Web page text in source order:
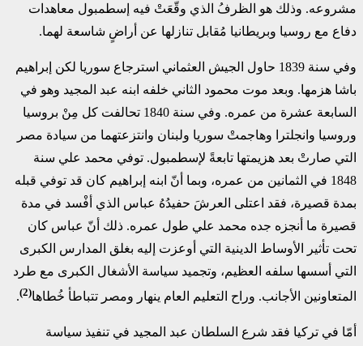
مشروعه. وذلك هو الظرفُ الذي وقّعَتْ فيه إسطمبول معاهدات
دفاع مع روسيا وبريطانيا مُقابل تنازلها عن أراضٍ شاسعة لهما.
وفي سنة 1839 حاول الجيش العثماني استرجاع سوريا لكن إبراهيم
باشا هزمها. وبعد موت محمود الثاني خلفه ابنه عبد المجيد وهو في
السابعة عشرة من عمره. وفي سنة 1840 تحالفت كل مِنْ بروسيا
وروسيا وانجلترا وهاجمتْ سوريا ولبنان وانتزعتهما من سيادة مصر
التي صارتْ بعد هزيمتها تابعةً لإسطمبول. توفي محمد علي سنة
1848 في الثمانين من عمره، وبما أنّ ابنه إبراهيم كان قد توفي قبله
بمدة قصيرة، فقد اعتلى العرشَ حفيدُهُ عباس الذي أفْسد في مدة
قصيرة ما أنجزه جده محمد علي طول عمره. ذلك أنّ عباس كان
تحت تأثير الأوساط الدينية التي أوعزت إليه بغلق المدارس الكبرى
التي أسسها سلفه العظيم، وتجميد سياسة الأشغال الكبرى مع طرد
المتعاونين الأجانب. وراح التعليم العام ينهار ومصر تتباطأ خُطاها(2)
.
أمّا في تركيا فقد شرع السلطان عبد المجيد في تنفيذ سياسة